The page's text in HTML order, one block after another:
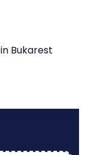
Bukarest